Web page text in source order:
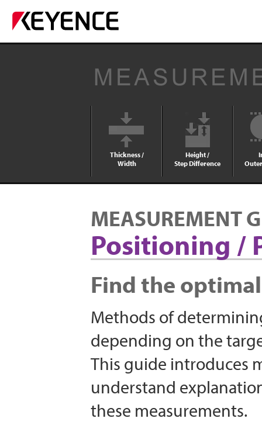
Thickness /
Width
Height /
Step Difference
MEASUREMENT
Positioning /
Find the
Methods of
depending on the
This guide introduces
understand
these measurements.